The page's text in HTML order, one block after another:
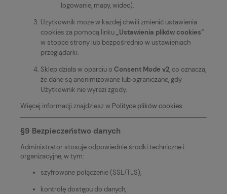
logowanie, mapy, wideo).
Użytkownik może w każdej chwili zmienić ustawienia
cookies za pomocą linku „Ustawienia plików cookies”
w stopce strony lub bezpośrednio w ustawieniach
przeglądarki.
Sklep działa w oparciu o Consent Mode v2, co oznacza,
że dane są anonimizowane lub ograniczane, gdy
Użytkownik nie wyrazi zgody.
Więcej informacji znajdziesz w Polityce plików cookies.
§9 Bezpieczeństwo danych
Administrator stosuje odpowiednie środki techniczne i
organizacyjne, w tym:
szyfrowane połączenie (SSL/TLS),
kontrolę dostępu do danych,